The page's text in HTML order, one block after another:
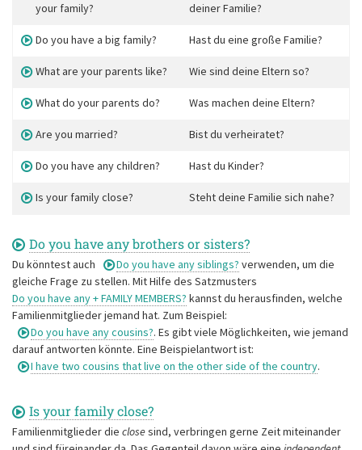
your family?
deiner Familie?
Do you have a big family? Hast du eine große Familie?
What are your parents like? Wie sind deine Eltern so?
What do your parents do? Was machen deine Eltern?
Are you married? Bist du verheiratet?
Do you have any children? Hast du Kinder?
Is your family close? Steht deine Familie sich nahe?
Do you have any brothers or sisters?
Du könntest auch Do you have any siblings? verwenden, um die
gleiche Frage zu stellen. Mit Hilfe des Satzmusters
Do you have any + FAMILY MEMBERS? kannst du herausfinden, welche
Familienmitglieder jemand hat. Zum Beispiel:
Do you have any cousins?. Es gibt viele Möglichkeiten, wie jemand
darauf antworten könnte. Eine Beispielantwort ist:
I have two cousins that live on the other side of the country.
Is your family close?
Familienmitglieder die closesind, verbringen gerne Zeit miteinander